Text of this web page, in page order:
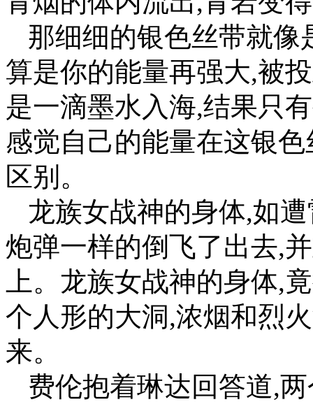
那细细的银色丝带就像
算是你的能量再强大,被
是一滴墨水入海,结果只
感觉自己的能量在这银
区别。
龙族女战神的身体,如
炮弹一样的倒飞了出去,
上。龙族女战神的身体,
个人形的大洞,浓烟和烈
来。
费伦抱着琳达回答道,